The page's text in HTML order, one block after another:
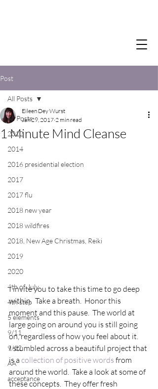
Post
All Posts
2012
2014
2016 presidential election
2017
2017 flu
2018 new year
2018 wildfires
2018, New Age Christmas, Reiki
2019
2020
4th of July
4th step
5 elements
9/11
9/12
AA
acceptance
All Posts
1 Minute Mind Cleanse
Eileen Dey Wurst
Jan 29, 2017 2 min read
I invite you to take this time to go deep
within.  Take a breath.  Honor this
moment and this pause.  The world at
large going on around you is still going
on, regardless of how you feel about it.
I stumbled across a beautiful project that
is a collection of positive words from
around the world.  Take a look at some of
these concepts.  They offer fresh